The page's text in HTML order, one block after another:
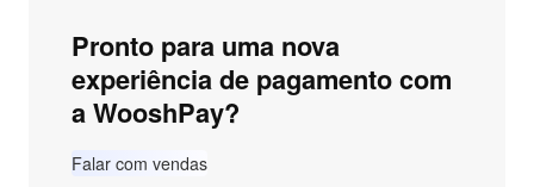
Pronto para uma nova
experiência de pagamento com
a WooshPay?
Falar com vendas